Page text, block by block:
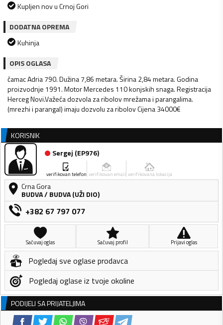
Kupljen nov u Crnoj Gori
DODATNA OPREMA
Kuhinja
OPIS OGLASA
čamac Adria 790. Dužina 7,86 metara. Širina 2,84 metara. Godina
proizvodnje 1991. Motor Mercedes 110 konjskih snaga. Registracija
Herceg Novi.Važeća dozvola za ribolov mrežama i parangalima.
(mrezhi i parangal) imaju dozvolu za ribolov Cijena 34000€
KORISNIK
Sergej (EP976)
verifikovan telefon verifikovan email verifikovana lokacija
Crna Gora
BUDVA/ BUDVA (UŽI DIO)
+382 67 797 077
Sačuvaj oglas Sačuvaj profil Prijavi oglas
Pogledaj sve oglase prodavca
Pogledaj oglase iz tvoje okoline
PODIJELI SA PRIJATELJIMA